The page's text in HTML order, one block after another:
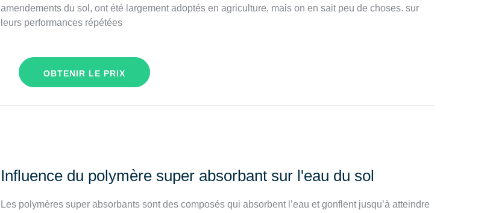
amendements du sol, ont été largement adoptés en agriculture, mais on en sait peu de choses. sur
leurs performances répétées
OBTENIR LE PRIX
Influence du polymère super absorbant sur l'eau du sol
Les polymères super absorbants sont des composés qui absorbent l’eau et gonflent jusqu’à atteindre